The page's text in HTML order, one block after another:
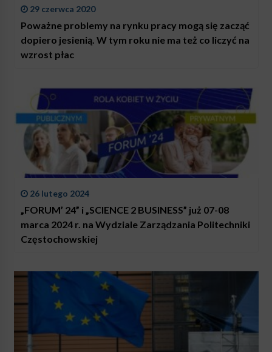
29 czerwca 2020
Poważne problemy na rynku pracy mogą się zacząć
dopiero jesienią. W tym roku nie ma też co liczyć na
wzrost płac
26 lutego 2024
„FORUM’ 24” i „SCIENCE 2 BUSINESS” już 07-08
marca 2024 r. na Wydziale Zarządzania Politechniki
Częstochowskiej